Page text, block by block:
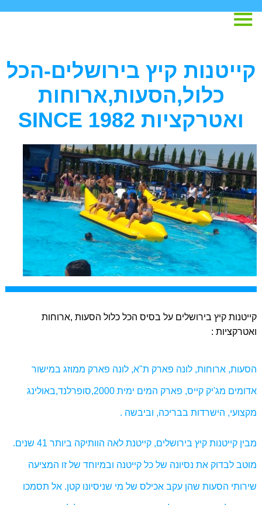
קייטנות קיץ בירושלים-הכל
כלול,הסעות,ארוחות
ואטרקציות SINCE 1982
קייטנות קיץ בירושלים על בסיס הכל כלול הסעות ,ארוחות
ואטרקציות :
הסעות, ארוחות, לונה פארק ת"א, לונה פארק ממוזג במישור
אדומים מג'יק קייס, פארק המים ימית 2000,סופרלנד,באולינג
מקצועי, הישרדות בבריכה, וביבשה .
מבין קייטנות קיץ בירושלים, קייטנת לאה הוותיקה ביותר 41 שנים.
מוטב לבדוק את נסיונה של כל קייטנה ובמיוחד של זו המציעה
שירותי הסעות שהן עקב אכילס של מי שניסיונו קטן. אל תסמכו